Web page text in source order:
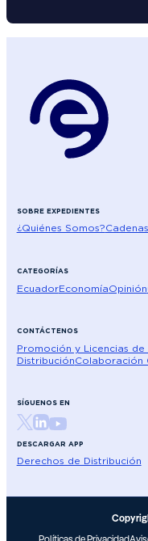
SOBRE EXPEDIENTES
¿Quiénes Somos?
CATEGORÍAS
EcuadorEconomíaOpinión
CONTÁCTENOS
Promoción y Licencias
DistribuciónColaboración
SÍGUENOS EN
DESCARGAR APP
Derechos de Distribución